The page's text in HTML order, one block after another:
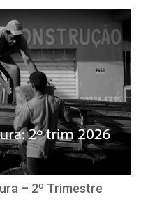
– 2º Trimestre